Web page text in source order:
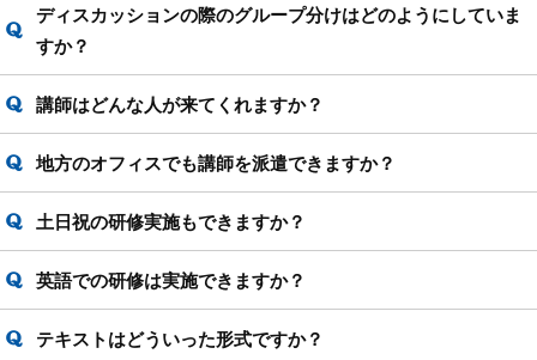
ディスカッションの際のグループ分けはどのようにしていま
すか？
講師はどんな人が来てくれますか？
地方のオフィスでも講師を派遣できますか？
土日祝の研修実施もできますか？
英語での研修は実施できますか？
テキストはどういった形式ですか？